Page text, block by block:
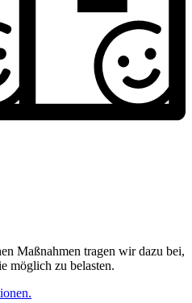
Maßnahmen tragen wir dazu bei,
möglich zu belasten.